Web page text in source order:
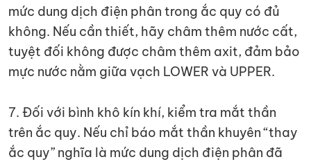
mức dung dịch điện phân trong ắc quy có đủ
không. Nếu cần thiết, hãy châm thêm nước cất,
tuyệt đối không được châm thêm axit, đảm bảo
mực nước nằm giữa vạch LOWER và UPPER.
7. Đối với bình khô kín khí, kiểm tra mắt thần
trên ắc quy. Nếu chỉ báo mắt thần khuyên “thay
ắc quy” nghĩa là mức dung dịch điện phân đã